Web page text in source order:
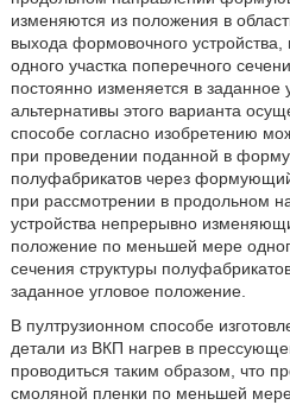
изменяются из положения в
выхода формовочного
одного участка поперечного
постоянно изменяется в заданное
альтернативы этого варианта
способе согласно изобретению
при проведении поданной в
полуфабрикатов через
при рассмотрении в продольном
устройства непрерывно
положение по меньшей мере
сечения структуры
заданное угловое положение.
В пултрузионном способе
детали из ВКП нагрев в
проводиться таким образом, что
смоляной пленки по меньшей